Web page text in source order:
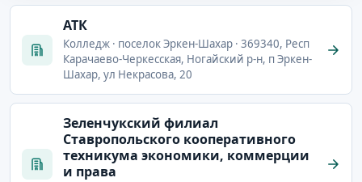
АТК
Колледж · поселок Эркен-Шахар · 369340, Респ
Карачаево-Черкесская, Ногайский р-н, п Эркен-
Шахар, ул Некрасова, 20
Зеленчукский филиал
Ставропольского кооперативного
техникума экономики, коммерции
и права